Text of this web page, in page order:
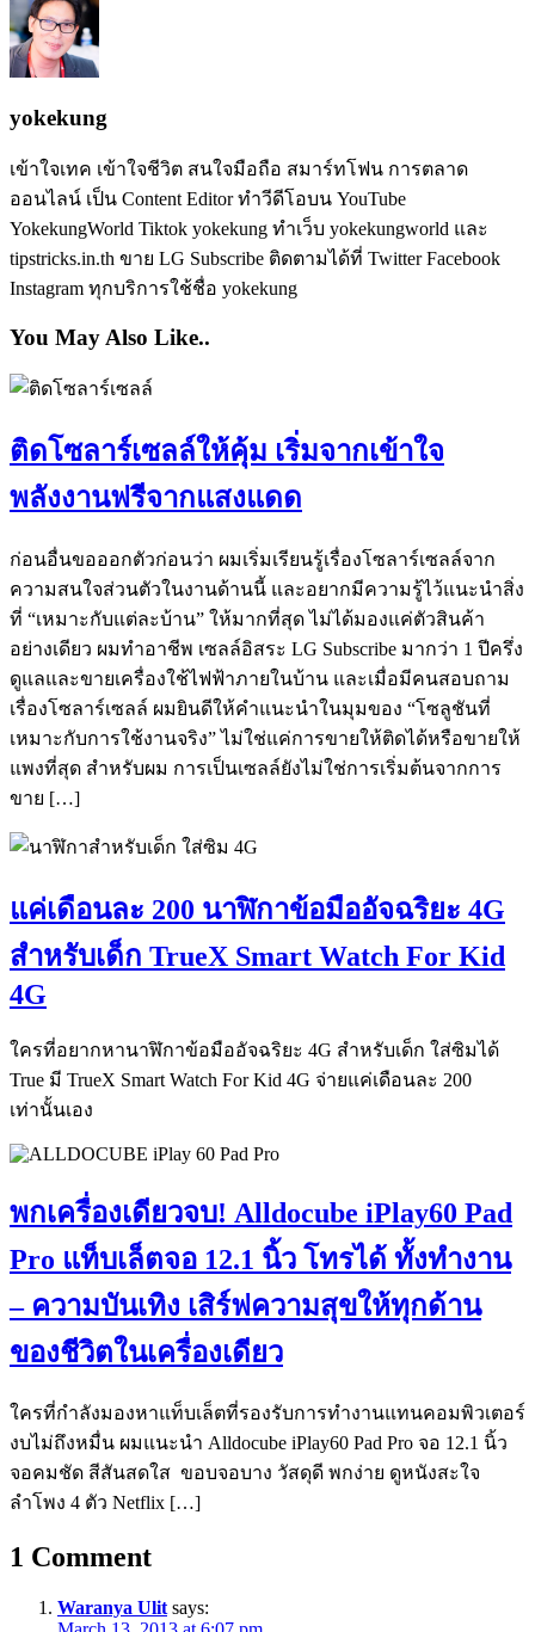
yokekung
เข้าใจเทค เข้าใจชีวิต สนใจมือถือ สมาร์ทโฟน การตลาด
ออนไลน์ เป็น Content Editor ทำวีดีโอบน YouTube
YokekungWorld Tiktok yokekung ทำเว็บ yokekungworld และ
tipstricks.in.th ขาย LG Subscribe ติดตามได้ที่ Twitter Facebook
Instagram ทุกบริการใช้ชื่อ yokekung
You May Also Like..
ติดโซลาร์เซลล์ให้คุ้ม เริ่มจากเข้าใจ
พลังงานฟรีจากแสงแดด
ก่อนอื่นขอออกตัวก่อนว่า ผมเริ่มเรียนรู้เรื่องโซลาร์เซลล์จาก
ความสนใจส่วนตัวในงานด้านนี้ และอยากมีความรู้ไว้แนะนำสิ่ง
ที่ “เหมาะกับแต่ละบ้าน” ให้มากที่สุด ไม่ได้มองแค่ตัวสินค้า
อย่างเดียว ผมทำอาชีพ เซลล์อิสระ LG Subscribe มากว่า 1 ปีครึ่ง
ดูแลและขายเครื่องใช้ไฟฟ้าภายในบ้าน และเมื่อมีคนสอบถาม
เรื่องโซลาร์เซลล์ ผมยินดีให้คำแนะนำในมุมของ “โซลูชันที่
เหมาะกับการใช้งานจริง” ไม่ใช่แค่การขายให้ติดได้หรือขายให้
แพงที่สุด สำหรับผม การเป็นเซลล์ยังไม่ใช่การเริ่มต้นจากการ
ขาย […]
แค่เดือนละ 200 นาฬิกาข้อมืออัจฉริยะ 4G
สำหรับเด็ก TrueX Smart Watch For Kid
4G
ใครที่อยากหานาฬิกาข้อมืออัจฉริยะ 4G สำหรับเด็ก ใส่ซิมได้
True มี TrueX Smart Watch For Kid 4G จ่ายแค่เดือนละ 200
เท่านั้นเอง
พกเครื่องเดียวจบ! Alldocube iPlay60 Pad
Pro แท็บเล็ตจอ 12.1 นิ้ว โทรได้ ทั้งทำงาน
– ความบันเทิง เสิร์ฟความสุขให้ทุกด้าน
ของชีวิตในเครื่องเดียว
ใครที่กำลังมองหาแท็บเล็ตที่รองรับการทำงานแทนคอมพิวเตอร์
งบไม่ถึงหมื่น ผมแนะนำ Alldocube iPlay60 Pad Pro จอ 12.1 นิ้ว
จอคมชัด สีสันสดใส ขอบจอบาง วัสดุดี พกง่าย ดูหนังสะใจ
ลำโพง 4 ตัว Netflix […]
1 Comment
Waranya Ulit says: